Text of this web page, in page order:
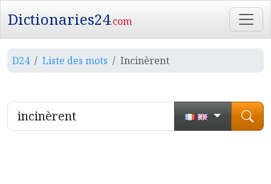
Dictionaries24.com
D24 Liste des mots Incinèrent